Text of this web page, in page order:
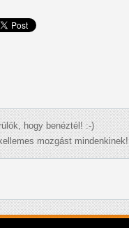
hogy benéztél! :-)
mozgást mindenkinek!